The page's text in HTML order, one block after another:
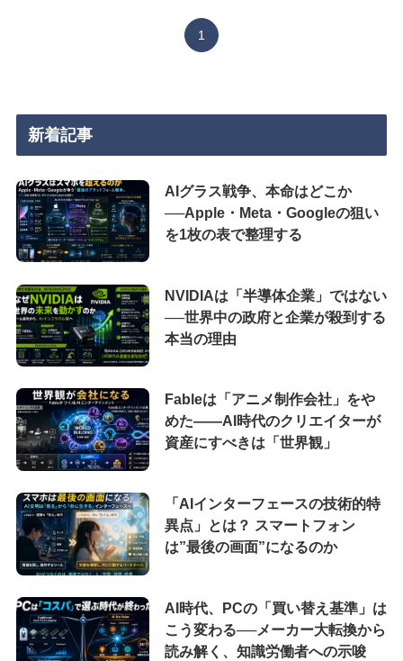
1
新着記事
AIグラス戦争、本命はどこか
──Apple・Meta・Googleの狙い
を1枚の表で整理する
NVIDIAは「半導体企業」ではない
──世界中の政府と企業が殺到する
本当の理由
Fableは「アニメ制作会社」をや
めた――AI時代のクリエイターが
資産にすべきは「世界観」
「AIインターフェースの技術的特
異点」とは？ スマートフォン
は”最後の画面”になるのか
AI時代、PCの「買い替え基準」は
こう変わる──メーカー大転換から
読み解く、知識労働者への示唆